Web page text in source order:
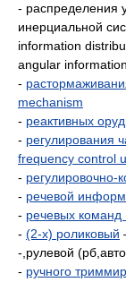
- распределения
инерциальной
information
angular
-
mechanism
- реактивных
- регулирования
frequency control
- регулировочно-
- речевой
- речевых команд
- (2-х) роликовый
-,рулевой
- ручного